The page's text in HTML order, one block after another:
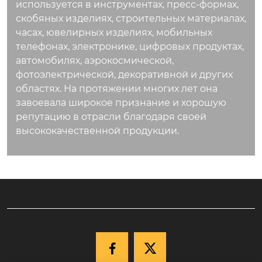
используется в инструментах, пресс-формах,
скобяных изделиях, строительных материалах,
часах, ювелирных изделиях, мобильных
телефонах, электронике, цифровых продуктах,
автомобилях, аэрокосмической,
фотоэлектрической, декоративной и других
областях. На протяжении многих лет она
завоевала широкое признание и хорошую
репутацию в отрасли благодаря своей
высококачественной продукции.
 